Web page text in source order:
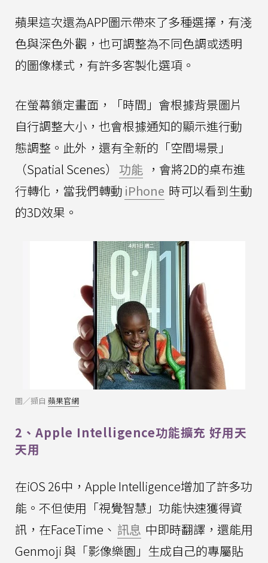
蘋果這次還為APP圖示帶來了多種選擇，有淺
色與深色外觀，也可調整為不同色調或透明
的圖像樣式，有許多客製化選項。
在螢幕鎖定畫面，「時間」會根據背景圖片
自行調整大小，也會根據通知的顯示進行動
態調整。此外，還有全新的「空間場景」
（Spatial Scenes）
功能 ，會將2D的桌布進
行轉化，當我們轉動 iPhone 時可以看到生動
的3D效果。
圖／擷自 蘋果官網
2、Apple Intelligence功能擴充 好用天
天用
在iOS 26中，Apple Intelligence增加了許多功
能。不但使用「視覺智慧」功能快速獲得資
訊，在FaceTime、 訊息 中即時翻譯，還能用
Genmoji 與「影像樂園」生成自己的專屬貼